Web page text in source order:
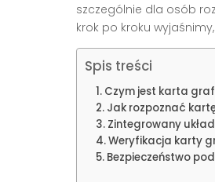
szczególnie dla osób
krok po kroku
Spis treści
Czym jest karta
Jak rozpoznać
Zintegrowany
Weryfikacja karty
Bezpieczeństwo